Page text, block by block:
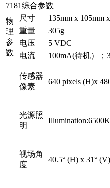
7181综合参数
物
理
参
数
尺寸
135mm x 105mm
重量
305g
电压
5 VDC
电流
100mA(待机）；
传感器
像素
640 pixels (H)x
光源照
明
视场角
度
40.5° (H) x 31° (V)